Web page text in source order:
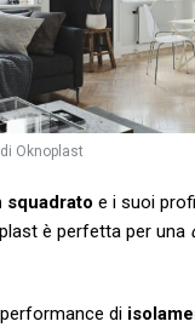
Oknoplast
squadrato e i suoi
è perfetta per una
di